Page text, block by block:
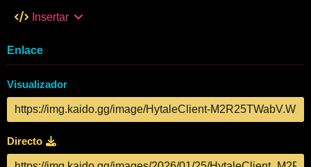
Insertar
Enlace
Visualizador
Directo